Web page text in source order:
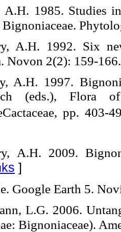
A.H. 1985. Studies
Bignoniaceae.
A.H. 1992. Six
Novon 2(2): 159-
A.H. 1997.
(eds.), Flora
pp.
A.H. 2009.
]
Google Earth 5.
L.G. 2006.
Bignoniaceae).